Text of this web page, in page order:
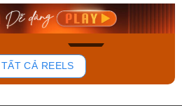
Mua ngay
CẢ REELS